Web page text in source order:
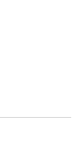
するも
政府の機